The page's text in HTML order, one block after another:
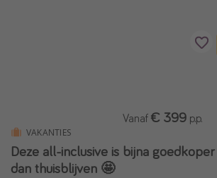
VAKANTIES
Deze all-inclusive is bijna goedkoper
dan thuisblijven 🤩
Vanaf € 399 p.p.